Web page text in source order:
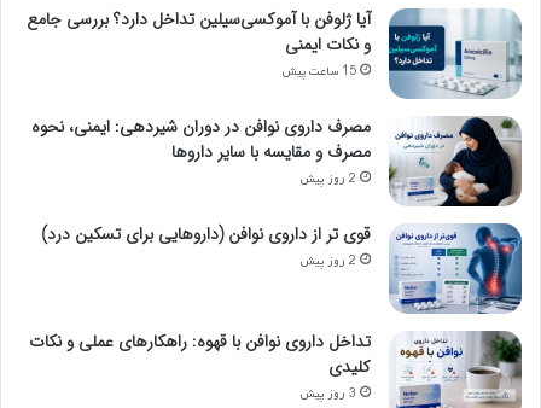
آیا ژلوفن با آموکسی‌سیلین تداخل دارد؟ بررسی جامع
و نکات ایمنی
15 ساعت پیش
مصرف داروی نوافن در دوران شیردهی: ایمنی، نحوه
مصرف و مقایسه با سایر داروها
2 روز پیش
قوی تر از داروی نوافن (داروهایی برای تسکین درد)
2 روز پیش
تداخل داروی نوافن با قهوه: راهکارهای عملی و نکات
کلیدی
3 روز پیش